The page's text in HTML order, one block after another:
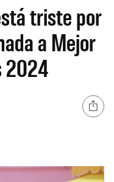
triste por
a Mejor
2024